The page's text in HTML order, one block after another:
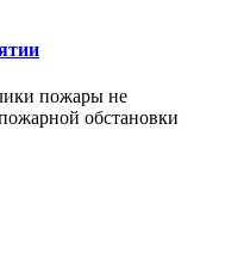
пожары не
обстановки